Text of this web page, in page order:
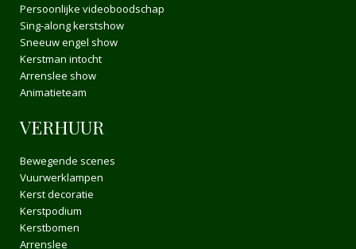
Persoonlijke videoboodschap
Sing-along kerstshow
Sneeuw engel show
Kerstman intocht
Arrenslee show
Animatieteam
VERHUUR
Bewegende scenes
Vuurwerklampen
Kerst decoratie
Kerstpodium
Kerstbomen
Arrenslee